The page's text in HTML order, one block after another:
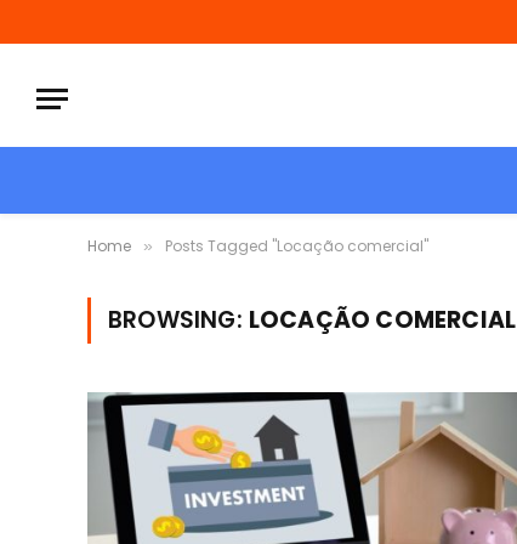
Home » Posts Tagged "Locação comercial"
BROWSING: LOCAÇÃO COMERCIAL